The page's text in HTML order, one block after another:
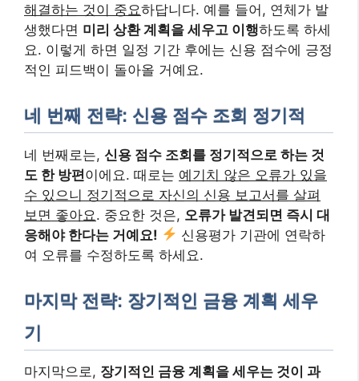
해결하는 것이 중요하답니다. 예를 들어, 연체가 발
생했다면 미리 상환 계획을 세우고 이행하도록 하세
요. 이렇게 하면 일정 기간 후에는 신용 점수에 긍정
적인 피드백이 돌아올 거예요.
네 번째 전략: 신용 점수 조회 정기적
네 번째로는, 신용 점수 조회를 정기적으로 하는 것
도 한 방편이에요. 때로는 예기치 않은 오류가 있을
수 있으니 정기적으로 자신의 신용 보고서를 살펴
보면 좋아요. 중요한 것은, 오류가 발견되면 즉시 대
응해야 한다는 거예요!
신용평가 기관에 연락하
여 오류를 수정하도록 하세요.
마지막 전략: 장기적인 금융 계획 세우
기
마지막으로, 장기적인 금융 계획을 세우는 것이 과